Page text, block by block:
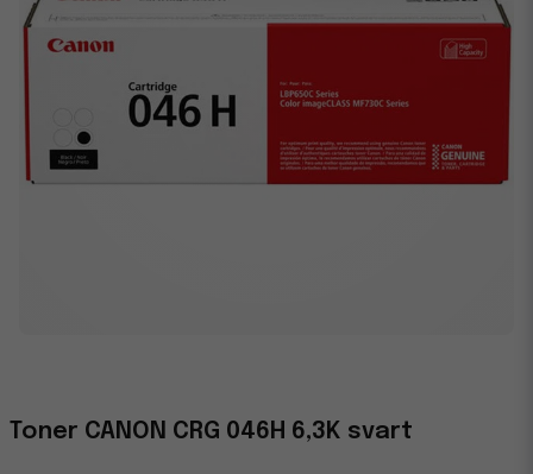
Toner CANON CRG 046H 6,3K svart